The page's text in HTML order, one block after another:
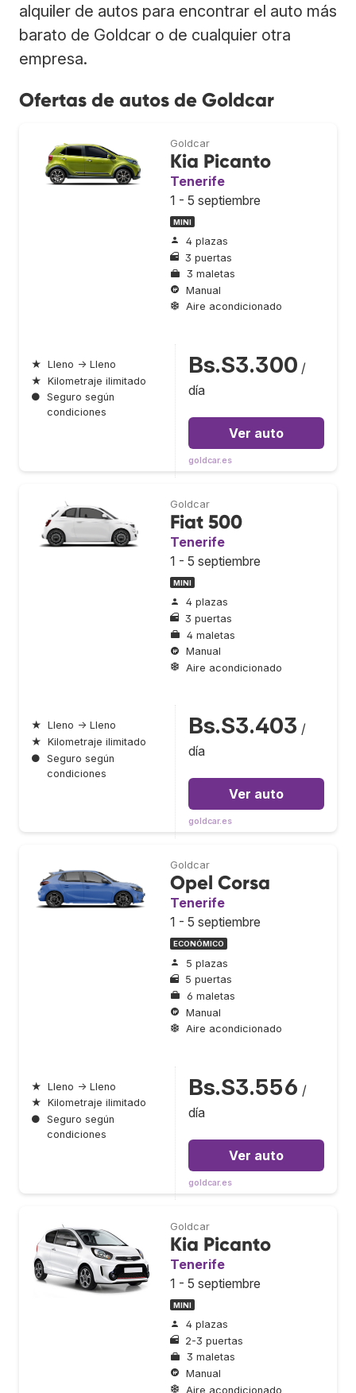
alquiler de autos para encontrar el auto más
barato de Goldcar o de cualquier otra
empresa.
Ofertas de autos de Goldcar
Goldcar
Kia Picanto
Tenerife
1 - 5 septiembre
MINI
4 plazas
3 puertas
3 maletas
Manual
Aire acondicionado
★ Lleno → Lleno
★ Kilometraje ilimitado
● Seguro según
condiciones
Bs.S3.300 /
día
Ver auto
goldcar.es
Goldcar
Fiat 500
Tenerife
1 - 5 septiembre
MINI
4 plazas
3 puertas
4 maletas
Manual
Aire acondicionado
★ Lleno → Lleno
★ Kilometraje ilimitado
● Seguro según
condiciones
Bs.S3.403 /
día
Ver auto
goldcar.es
Goldcar
Opel Corsa
Tenerife
1 - 5 septiembre
ECONÓMICO
5 plazas
5 puertas
6 maletas
Manual
Aire acondicionado
★ Lleno → Lleno
★ Kilometraje ilimitado
● Seguro según
condiciones
Bs.S3.556 /
día
Ver auto
goldcar.es
Goldcar
Kia Picanto
Tenerife
1 - 5 septiembre
MINI
4 plazas
2-3 puertas
3 maletas
Manual
Aire acondicionado